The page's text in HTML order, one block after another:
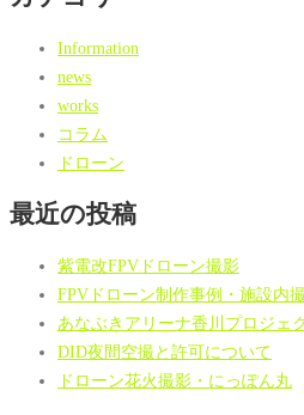
Information
news
works
コラム
ドローン
最近の投稿
紫電改FPVドローン撮影
FPVドローン制作事例・施設内
あなぶきアリーナ香川プロジェ
DID夜間空撮と許可について
ドローン花火撮影・にっぽん丸